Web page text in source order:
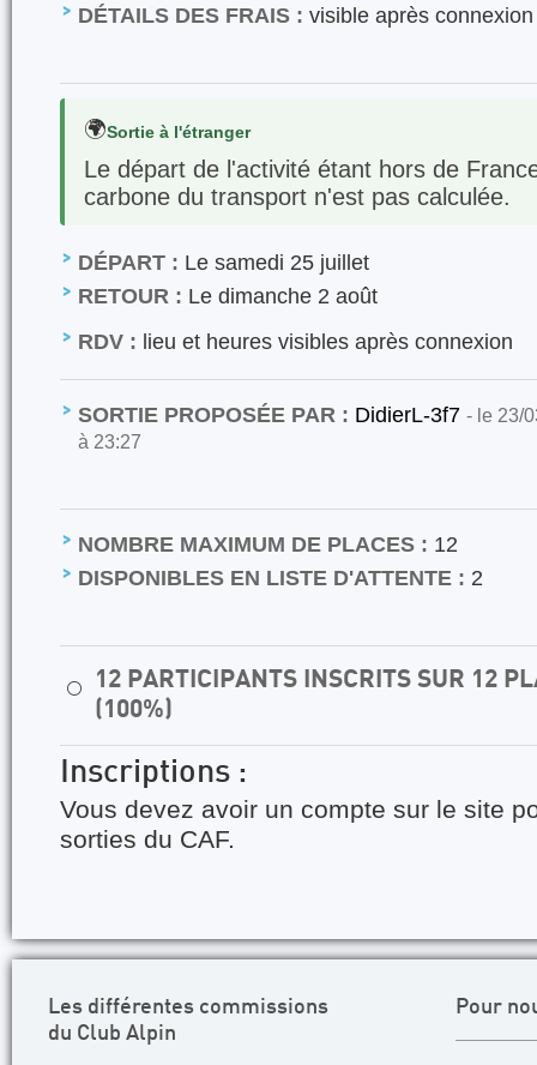
DÉTAILS DES FRAIS : visible après connexion
🌍Sortie à l'étranger
Le départ de l'activité étant hors de
carbone du transport n'est pas calculée.
DÉPART : Le samedi 25 juillet
RETOUR : Le dimanche 2 août
RDV : lieu et heures visibles après connexion
SORTIE PROPOSÉE PAR : DidierL-3f7 - le 23/
à 23:27
NOMBRE MAXIMUM DE PLACES : 12
DISPONIBLES EN LISTE D'ATTENTE : 2
⚪
12 PARTICIPANTS INSCRITS SUR 12
(100%)
Inscriptions :
Vous devez avoir un compte sur le site
sorties du CAF.
Les différentes commissions
du Club Alpin
Pour